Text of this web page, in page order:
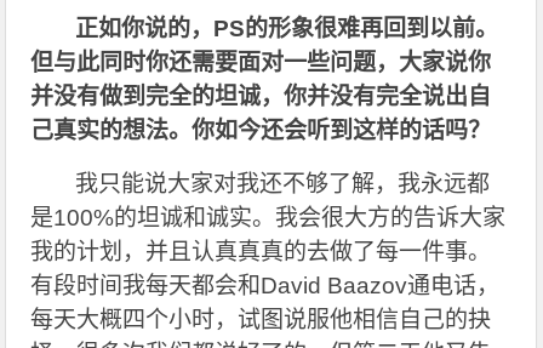
正如你说的，PS的形象很难再回到以前。
但与此同时你还需要面对一些问题，大家说你
并没有做到完全的坦诚，你并没有完全说出自
己真实的想法。你如今还会听到这样的话吗？
我只能说大家对我还不够了解，我永远都
是100%的坦诚和诚实。我会很大方的告诉大家
我的计划，并且认真真真的去做了每一件事。
有段时间我每天都会和David Baazov通电话，
每天大概四个小时，试图说服他相信自己的抉